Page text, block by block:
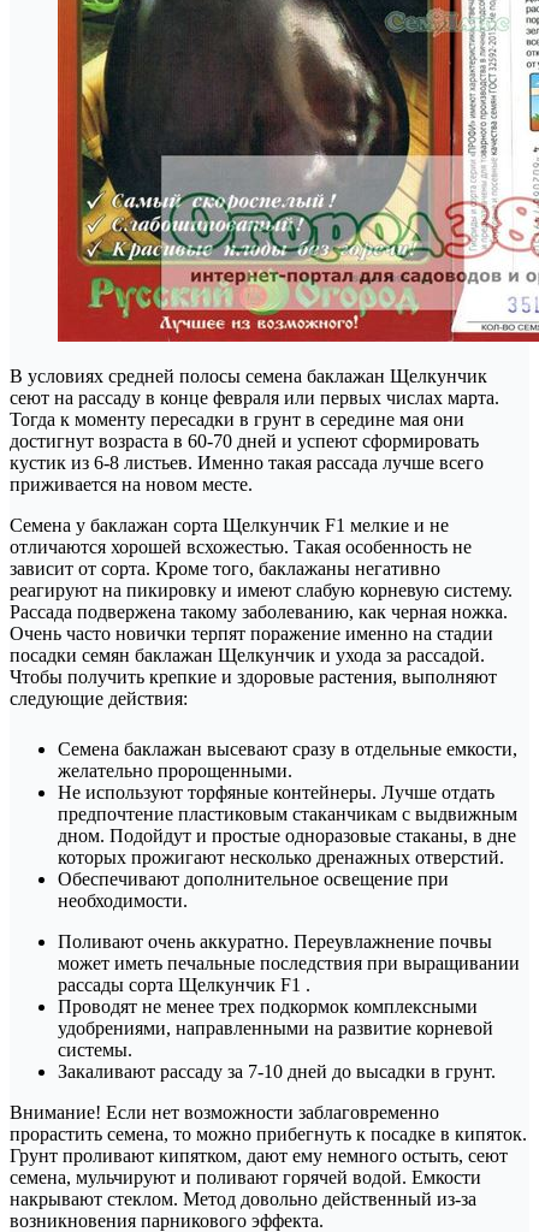
В условиях средней полосы семена баклажан Щелкунчик
сеют на рассаду в конце февраля или первых числах марта.
Тогда к моменту пересадки в грунт в середине мая они
достигнут возраста в 60-70 дней и успеют сформировать
кустик из 6-8 листьев. Именно такая рассада лучше всего
приживается на новом месте.
Семена у баклажан сорта Щелкунчик F1 мелкие и не
отличаются хорошей всхожестью. Такая особенность не
зависит от сорта. Кроме того, баклажаны негативно
реагируют на пикировку и имеют слабую корневую систему.
Рассада подвержена такому заболеванию, как черная ножка.
Очень часто новички терпят поражение именно на стадии
посадки семян баклажан Щелкунчик и ухода за рассадой.
Чтобы получить крепкие и здоровые растения, выполняют
следующие действия:
Семена баклажан высевают сразу в отдельные емкости,
желательно пророщенными.
Не используют торфяные контейнеры. Лучше отдать
предпочтение пластиковым стаканчикам с выдвижным
дном. Подойдут и простые одноразовые стаканы, в дне
которых прожигают несколько дренажных отверстий.
Обеспечивают дополнительное освещение при
необходимости.
Поливают очень аккуратно. Переувлажнение почвы
может иметь печальные последствия при выращивании
рассады сорта Щелкунчик F1 .
Проводят не менее трех подкормок комплексными
удобрениями, направленными на развитие корневой
системы.
Закаливают рассаду за 7-10 дней до высадки в грунт.
Внимание! Если нет возможности заблаговременно
прорастить семена, то можно прибегнуть к посадке в кипяток.
Грунт проливают кипятком, дают ему немного остыть, сеют
семена, мульчируют и поливают горячей водой. Емкости
накрывают стеклом. Метод довольно действенный из-за
возникновения парникового эффекта.